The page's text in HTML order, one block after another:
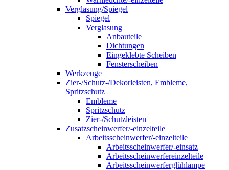
Verglasung/Spiegel
Spiegel
Verglasung
Anbauteile
Dichtungen
Eingeklebte Scheiben
Fensterscheiben
Werkzeuge
Zier-/Schutz-/Dekorleisten, Embleme,
Spritzschutz
Embleme
Spritzschutz
Zier-/Schutzleisten
Zusatzscheinwerfer/-einzelteile
Arbeitsscheinwerfer/-einzelteile
Arbeitsscheinwerfer/-einsatz
Arbeitsscheinwerfereinzelteile
Arbeitsscheinwerferglühlampe